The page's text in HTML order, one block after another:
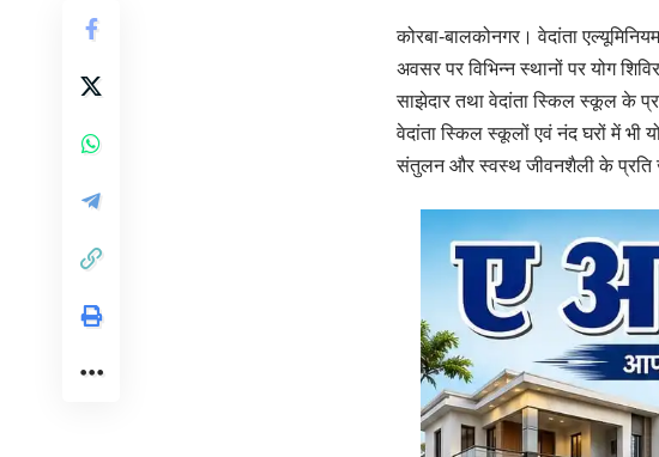
कोरबा-बालकोनगर। वेदांता
अवसर पर विभिन्न स्थानों पर योग
साझेदार तथा वेदांता स्किल स्कूल के
वेदांता स्किल स्कूलों एवं नंद घरों में भी
संतुलन और स्वस्थ जीवनशैली के प्रति